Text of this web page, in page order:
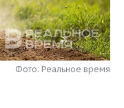
Фото: Реальное время